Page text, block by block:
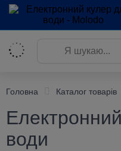
Головна Каталог товарів
води